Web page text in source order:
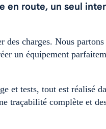
en route, un seul
des charges. Nous
un équipement
et tests, tout est réalisé
traçabilité complète et